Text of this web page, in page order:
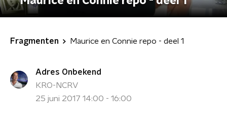
Fragmenten Maurice en Connie repo - deel 1
Adres Onbekend
KRO-NCRV
25 juni 2017 14:00 - 16:00